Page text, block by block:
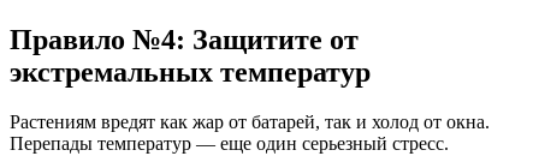
Правило №4: Защитите от
экстремальных температур
Растениям вредят как жар от батарей, так и холод от окна.
Перепады температур — еще один серьезный стресс.